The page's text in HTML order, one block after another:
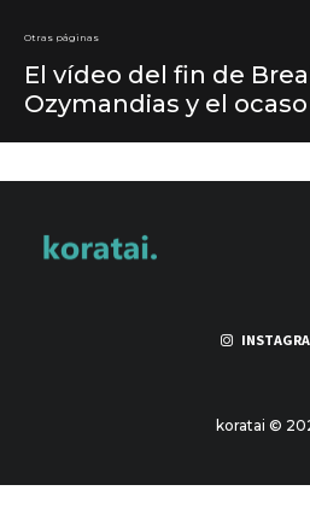
Otras páginas
El vídeo del fin de
Ozymandias y el
koratai ©